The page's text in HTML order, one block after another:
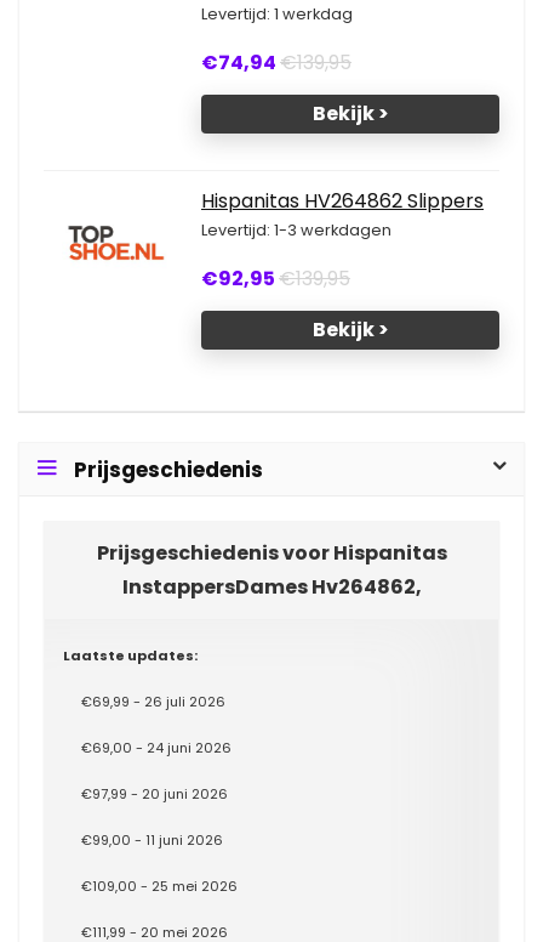
Levertijd: 1 werkdag
€74,94€139,95
Bekijk >
Hispanitas HV264862 Slippers
Levertijd: 1-3 werkdagen
€92,95€139,95
Bekijk >
Prijsgeschiedenis
Prijsgeschiedenis voor Hispanitas
InstappersDames Hv264862,
Laatste updates:
€69,99 - 26 juli 2026
€69,00 - 24 juni 2026
€97,99 - 20 juni 2026
€99,00 - 11 juni 2026
€109,00 - 25 mei 2026
€111,99 - 20 mei 2026